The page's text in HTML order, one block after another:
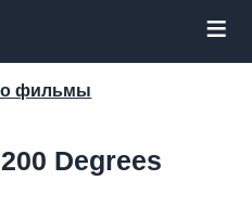
≡
фильмы
Degrees